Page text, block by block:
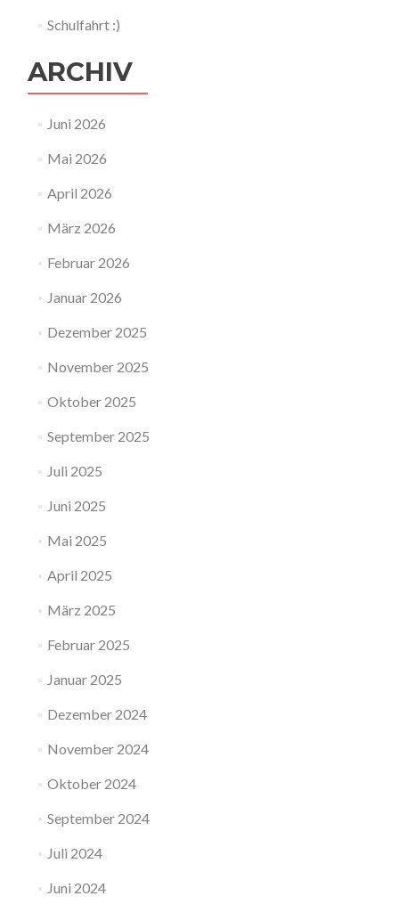
Schulfahrt :)
ARCHIV
Juni 2026
Mai 2026
April 2026
März 2026
Februar 2026
Januar 2026
Dezember 2025
November 2025
Oktober 2025
September 2025
Juli 2025
Juni 2025
Mai 2025
April 2025
März 2025
Februar 2025
Januar 2025
Dezember 2024
November 2024
Oktober 2024
September 2024
Juli 2024
Juni 2024